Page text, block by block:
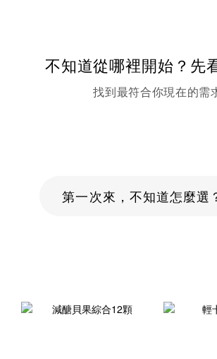
不知道從哪裡開始？先
找到最符合你現在的需
第一次來，不知道怎麼選